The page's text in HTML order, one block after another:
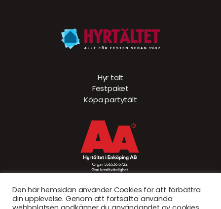
Den här hemsidan använder Cookies för att förbättra
din upplevelse. Genom att fortsätta använda
Hyr tält
Festpaket
Köpa partytält